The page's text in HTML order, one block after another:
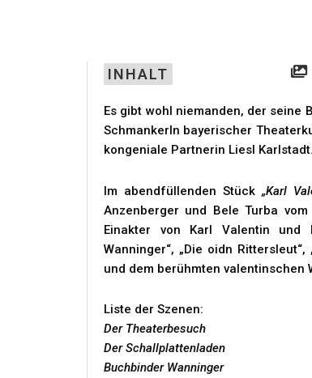
INHALT
Es gibt wohl niemanden, der
Schmankerln bayerischer
kongeniale Partnerin Liesl Karlstadt.
Im abendfüllenden Stück „Karl
Anzenberger und Bele Turba
Einakter von Karl Valentin und
Wanninger“, „Die oidn
und dem berühmten valentinschen
Liste der Szenen:
Der Theaterbesuch
Der Schallplattenladen
Buchbinder Wanninger